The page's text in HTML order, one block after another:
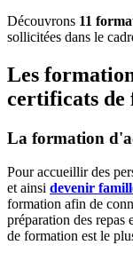
Découvrons 11
sollicitées dans le
Les
certificats de
La formation
Pour accueillir des
et ainsi devenir
formation afin de
préparation des repas
de formation est le